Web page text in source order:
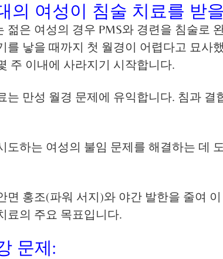
의 여성이 침술 치료를 받
젊은 여성의 경우 PMS와 경련을 침술로
를 낳을 때까지 첫 월경이 어렵다고 묘사
주 이내에 사라지기 시작합니다.
는 만성 월경 문제에 유익합니다. 침과
도하는 여성의 불임 문제를 해결하는 데
면 홍조(파워 서지)와 야간 발한을 줄여
료의 주요 목표입니다.
문제: